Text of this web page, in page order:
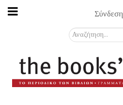
Σύνδεση
Αναζήτηση...